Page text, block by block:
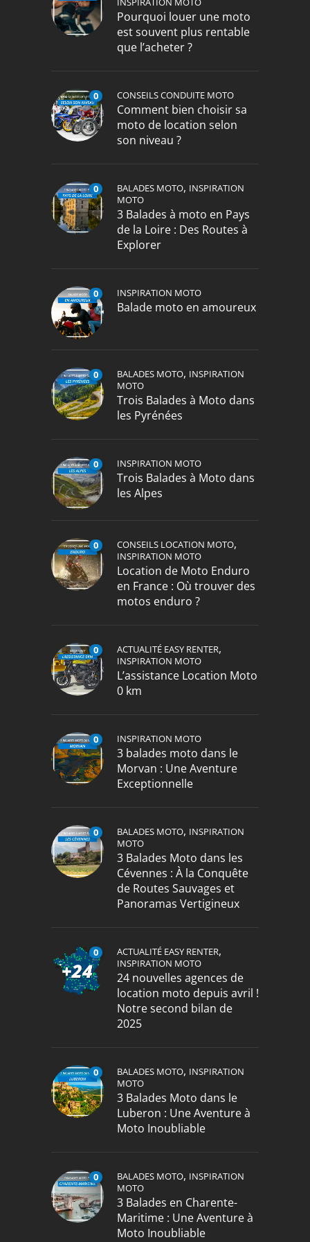
Pourquoi louer une moto
est souvent plus rentable
que l’acheter ?
0 CONSEILS CONDUITE MOTO
Comment bien choisir sa
moto de location selon
son niveau ?
0 BALADES MOTO, INSPIRATION
MOTO
3 Balades à moto en Pays
de la Loire : Des Routes à
Explorer
0 INSPIRATION MOTO
Balade moto en amoureux
0 BALADES MOTO, INSPIRATION
MOTO
Trois Balades à Moto dans
les Pyrénées
0 INSPIRATION MOTO
Trois Balades à Moto dans
les Alpes
0 CONSEILS LOCATION MOTO,
INSPIRATION MOTO
Location de Moto Enduro
en France : Où trouver des
motos enduro ?
0 ACTUALITÉ EASY RENTER,
INSPIRATION MOTO
L’assistance Location Moto
0 km
0 INSPIRATION MOTO
3 balades moto dans le
Morvan : Une Aventure
Exceptionnelle
0 BALADES MOTO, INSPIRATION
MOTO
3 Balades Moto dans les
Cévennes : À la Conquête
de Routes Sauvages et
Panoramas Vertigineux
0 ACTUALITÉ EASY RENTER,
INSPIRATION MOTO
24 nouvelles agences de
location moto depuis avril !
Notre second bilan de
2025
0 BALADES MOTO, INSPIRATION
MOTO
3 Balades Moto dans le
Luberon : Une Aventure à
Moto Inoubliable
0 BALADES MOTO, INSPIRATION
MOTO
3 Balades en Charente-
Maritime : Une Aventure à
Moto Inoubliable